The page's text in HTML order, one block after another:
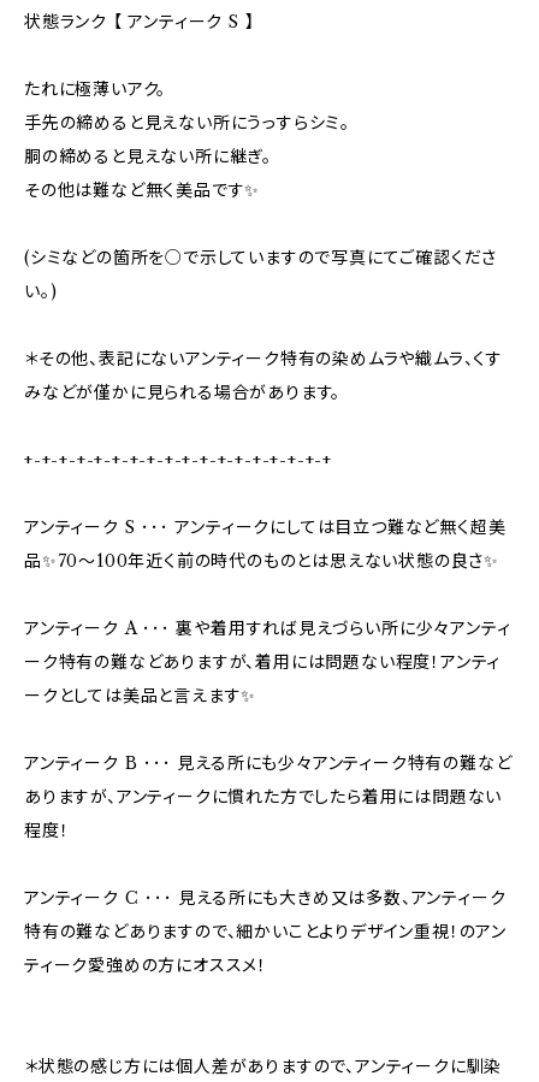
状態ランク 【 アンティーク S 】
たれに極薄いアク。
手先の締めると見えない所にうっすらシミ。
胴の締めると見えない所に継ぎ。
その他は難など無く美品です✨
(シミなどの箇所を○で示していますので写真にてご確認くださ
い。)
＊その他、表記にないアンティーク特有の染めムラや織ムラ、くす
みなどが僅かに見られる場合があります。
+-+-+-+-+-+-+-+-+-+-+-+-+-+-+-+-+-+
アンティーク S ･･･ アンティークにしては目立つ難など無く超美
品✨70〜100年近く前の時代のものとは思えない状態の良さ✨
アンティーク A ･･･ 裏や着用すれば見えづらい所に少々アンティ
ーク特有の難などありますが、着用には問題ない程度！アンティ
ークとしては美品と言えます✨
アンティーク B ･･･ 見える所にも少々アンティーク特有の難など
ありますが、アンティークに慣れた方でしたら着用には問題ない
程度！
アンティーク C ･･･ 見える所にも大きめ又は多数、アンティーク
特有の難などありますので、細かいことよりデザイン重視！のアン
ティーク愛強めの方にオススメ！
＊状態の感じ方には個人差がありますので、アンティークに馴染